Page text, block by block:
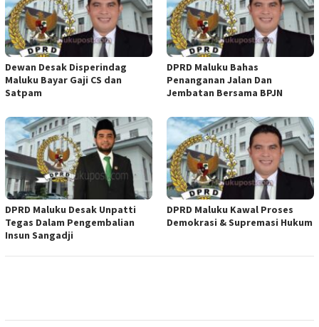
Dewan Desak Disperindag
Maluku Bayar Gaji CS dan
Satpam
DPRD Maluku Bahas
Penanganan Jalan Dan
Jembatan Bersama BPJN
DPRD Maluku Desak Unpatti
Tegas Dalam Pengembalian
Insun Sangadji
DPRD Maluku Kawal Proses
Demokrasi & Supremasi Hukum